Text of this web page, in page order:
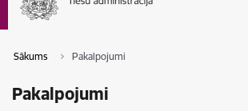
Sākums Pakalpojumi
Pakalpojumi